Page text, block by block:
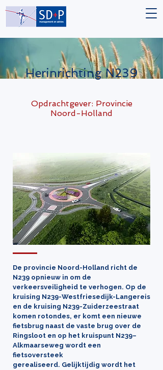
Herinrichting N239
Opdrachtgever: Provincie
Noord-Holland
De provincie Noord-Holland richt de
N239 opnieuw in om de
verkeersveiligheid te verhogen. Op de
kruising N239-Westfriesedijk-Langereis
en de kruising N239-Zuiderzeestraat
komen rotondes, er komt een nieuwe
fietsbrug naast de vaste brug over de
Ringsloot en op het kruispunt N239–
Alkmaarseweg wordt een
fietsoversteek
gerealiseerd. Gelijktijdig wordt het